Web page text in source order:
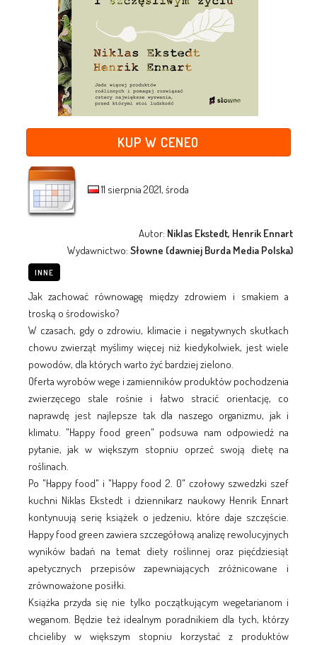
KUP W CENEO
11 sierpnia 2021, środa
Autor: Niklas Ekstedt, Henrik Ennart
Wydawnictwo:Słowne (dawniej Burda Media Polska)
INNE
Jak zachować równowagę między zdrowiem i smakiem a
troską o środowisko?
W czasach, gdy o zdrowiu, klimacie i negatywnych skutkach
chowu zwierząt myślimy więcej niż kiedykolwiek, jest wiele
powodów, dla których warto żyć bardziej zielono.
Oferta wyrobów wege i zamienników produktów pochodzenia
zwierzęcego stale rośnie i łatwo stracić orientację, co
naprawdę jest najlepsze tak dla naszego organizmu, jak i
klimatu. "Happy food green" podsuwa nam odpowiedź na
pytanie, jak w większym stopniu oprzeć swoją dietę na
roślinach.
Po "Happy food" i "Happy food 2. 0" czołowy szwedzki szef
kuchni Niklas Ekstedt i dziennikarz naukowy Henrik Ennart
kontynuują serię książek o jedzeniu, które daje szczęście.
Happy food green zawiera szczegółową analizę rewolucyjnych
wyników badań na temat diety roślinnej oraz pięćdziesiąt
apetycznych przepisów zapewniających zróżnicowane i
zrównoważone posiłki.
Książka przyda się nie tylko początkującym wegetarianom i
weganom. Będzie też idealnym poradnikiem dla tych, którzy
chcieliby w większym stopniu korzystać z produktów